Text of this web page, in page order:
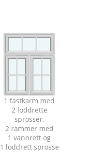
1 fastkarm med
2 loddrette
sprosser,
2 rammer med
1 vannrett og
1 loddrett sprosse